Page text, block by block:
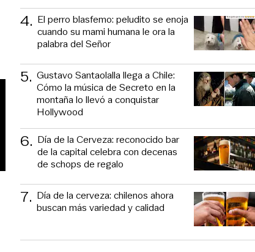
4. El perro blasfemo: peludito se enoja
cuando su mami humana le ora la
palabra del Señor
5. Gustavo Santaolalla llega a Chile:
Cómo la música de Secreto en la
montaña lo llevó a conquistar
Hollywood
6. Día de la Cerveza: reconocido bar
de la capital celebra con decenas
de schops de regalo
7. Día de la cerveza: chilenos ahora
buscan más variedad y calidad